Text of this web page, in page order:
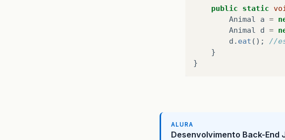
public static
Animal
a =
Animal
d =
d . eat ();
//
}
}
ALURA
Desenvolvimento Back-End